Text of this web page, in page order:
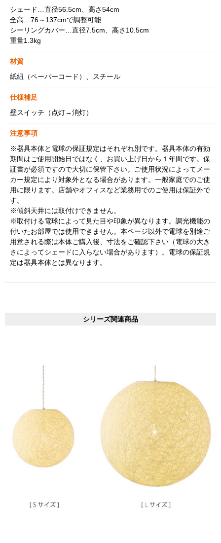
シェード…直径56.5cm、高さ54cm
全高…76～137cmで調整可能
シーリングカバー…直径7.5cm、高さ10.5cm
重量1.3kg
材質
紙紐（ペーパーコード）、スチール
仕様補足
壁スイッチ（点灯→消灯）
注意事項
※器具本体と電球の保証規定はそれぞれ別です。器具本体の有効
期間はご使用開始日ではなく、お買い上げ日から１年間です。保
証書が必須ですので大切に保管下さい。ご使用状況によってメー
カー規定により対象外となる場合があります。一般家庭でのご使
用に限ります。店舗やオフィスなど業務用でのご使用は保証外で
す。
※傾斜天井には取付けできません。
※取付ける電球によって見た目や印象が異なります。調光機能の
付いたお部屋では使用できません。本ページ以外で電球を別途ご
用意される際は本体ご購入後、寸法をご確認下さい（電球の大き
さによってシェードに入らない場合があります）。電球の保証規
定は器具本体とは異なります。
シリーズ関連商品